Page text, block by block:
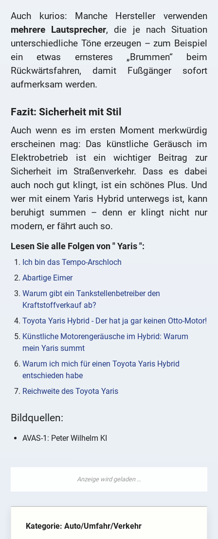
Auch kurios: Manche Hersteller verwenden
mehrere Lautsprecher, die je nach Situation
unterschiedliche Töne erzeugen – zum Beispiel
ein etwas ernsteres „Brummen“ beim
Rückwärtsfahren, damit Fußgänger sofort
aufmerksam werden.
Fazit: Sicherheit mit Stil
Auch wenn es im ersten Moment merkwürdig
erscheinen mag: Das künstliche Geräusch im
Elektrobetrieb ist ein wichtiger Beitrag zur
Sicherheit im Straßenverkehr. Dass es dabei
auch noch gut klingt, ist ein schönes Plus. Und
wer mit einem Yaris Hybrid unterwegs ist, kann
beruhigt summen – denn er klingt nicht nur
modern, er fährt auch so.
Lesen Sie alle Folgen von "Yaris":
Ich bin das Tempo-Arschloch
Abartige Eimer
Warum gibt ein Tankstellenbetreiber den
Kraftstoffverkauf ab?
Toyota Yaris Hybrid - Der hat ja gar keinen Otto-Motor!
Künstliche Motorengeräusche im Hybrid: Warum
mein Yaris summt
Warum ich mich für einen Toyota Yaris Hybrid
entschieden habe
Reichweite des Toyota Yaris
Bildquellen:
AVAS-1: Peter Wilhelm KI
Kategorie: Auto/Umfahr/Verkehr